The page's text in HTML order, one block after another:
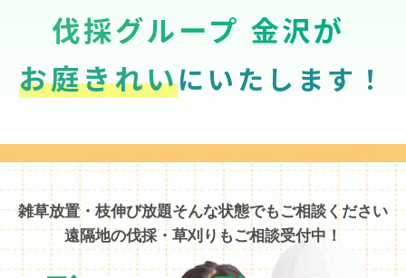
伐採グループ 金沢が
お庭きれいにいたします！
雑草放置・枝伸び放題そんな状態でもご相談ください
遠隔地の伐採・草刈りもご相談受付中！